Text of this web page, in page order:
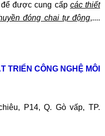
được cung cấp các thiết
đóng chai tự động,....
TRIỂN CÔNG NGHỆ MÔI
P14, Q. Gò vấp, TP.